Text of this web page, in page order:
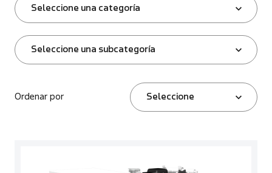
Seleccione una categoría
Seleccione una subcategoría
Ordenar por Seleccione